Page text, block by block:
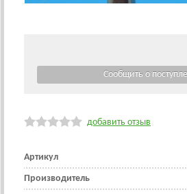
добавить отзыв
Артикул
Производитель